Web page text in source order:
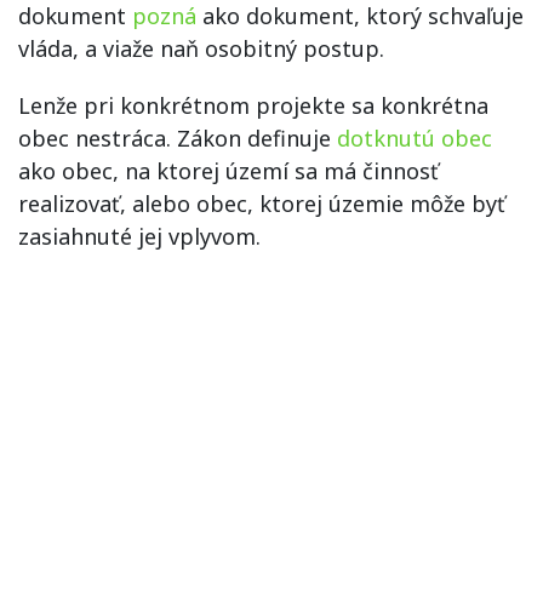
dokument pozná ako dokument, ktorý schvaľuje
vláda, a viaže naň osobitný postup.
Lenže pri konkrétnom projekte sa konkrétna
obec nestráca. Zákon definuje dotknutú obec
ako obec, na ktorej území sa má činnosť
realizovať, alebo obec, ktorej územie môže byť
zasiahnuté jej vplyvom.